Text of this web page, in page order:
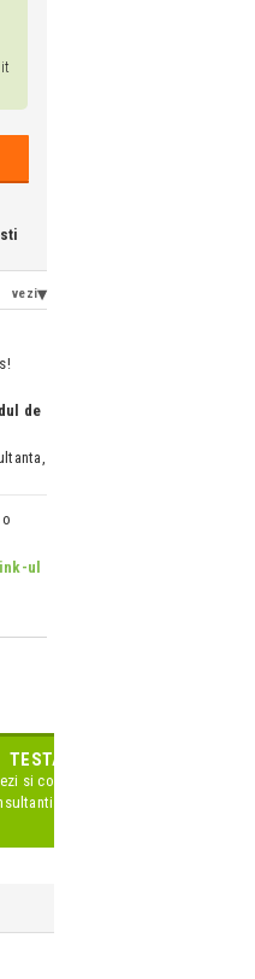
vezi
de
ul
TESTARE IN SHOWROOM
si compari produsele impreuna cu
Zeedo specializati pe acest